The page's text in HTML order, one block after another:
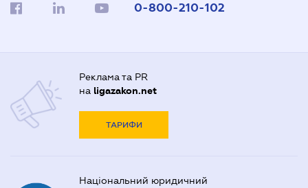
0-800-210-102
Реклама та PR
на ligazakon.net
ТАРИФИ
Національний юридичний